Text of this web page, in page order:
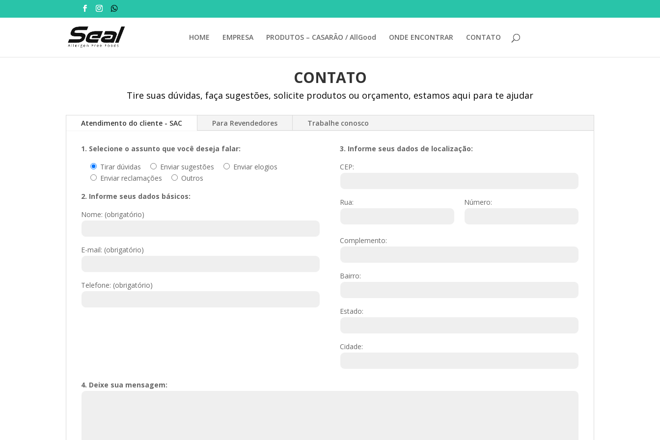
HOME EMPRESA PRODUTOS – CASARÃO / AllGood ONDE ENCONTRAR CONTATO
CONTATO
Tire suas dúvidas, faça sugestões, solicite produtos ou orçamento, estamos aqui para te ajudar
Atendimento do cliente - SAC Para Revendedores Trabalhe conosco
1. Selecione o assunto que você deseja falar:
Tirar dúvidas
Enviar sugestões
Enviar elogios
Enviar reclamações
Outros
2. Informe seus dados básicos:
Nome: (obrigatório)
E-mail: (obrigatório)
Telefone: (obrigatório)
3. Informe seus dados de localização:
CEP:
Rua: Número:
Complemento:
Bairro:
Estado:
Cidade:
4. Deixe sua mensagem: